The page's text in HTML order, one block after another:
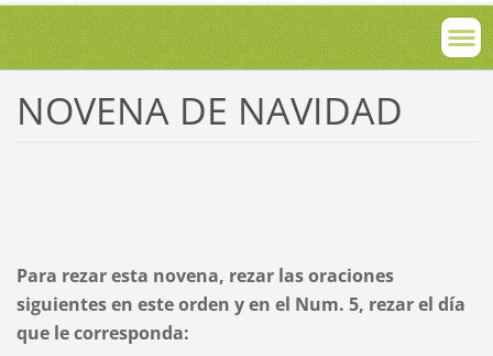
NOVENA DE NAVIDAD
Para rezar esta novena, rezar las oraciones
siguientes en este orden y en el Num. 5, rezar el día
que le corresponda: